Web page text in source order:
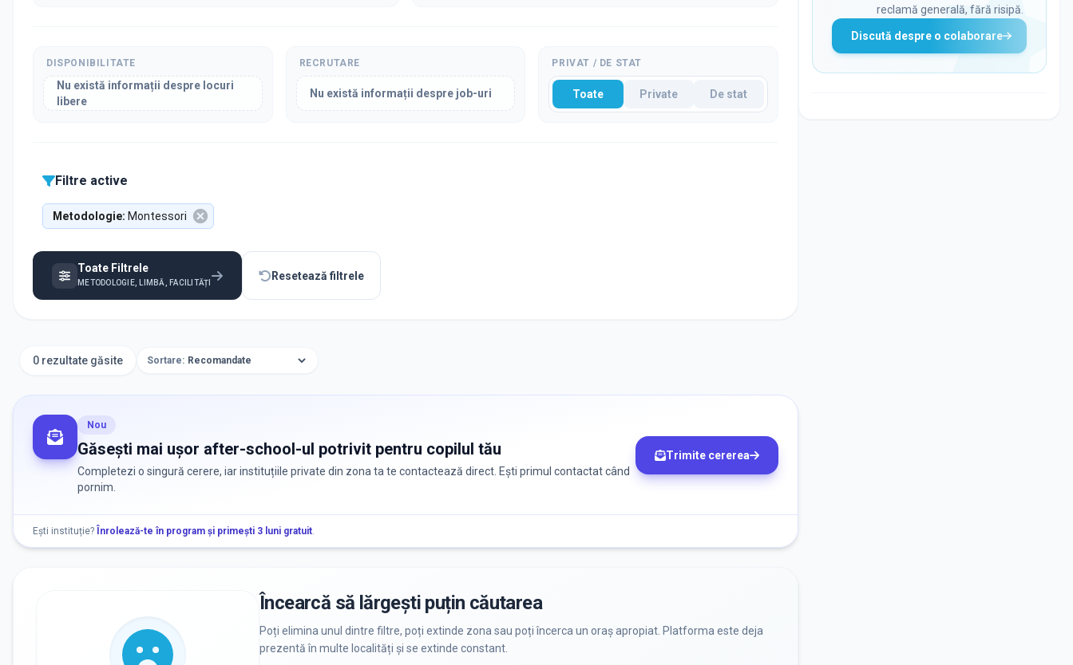
DISPONIBILITATE
Nu există informații despre locuri
libere
RECRUTARE
Nu există informații despre job-uri
PRIVAT / DE STAT
Toate Private De stat
Filtre active
Metodologie: Montessori
Toate Filtrele
METODOLOGIE, LIMBĂ, FACILITĂȚI
Resetează filtrele
0 rezultate găsite Sortare:
Nou
Găsești mai ușor after-school-ul potrivit pentru copilul tău
Completezi o singură cerere, iar instituțiile private din zona ta te contactează direct. Ești primul contactat când
pornim.
Trimite cererea
Ești instituție? Înrolează-te în program și primești 3 luni gratuit.
Încearcă să lărgești puțin căutarea
Poți elimina unul dintre filtre, poți extinde zona sau poți încerca un oraș apropiat. Platforma este deja
prezentă în multe localități și se extinde constant.
reclamă generală, fără risipă.
Discută despre o colaborare